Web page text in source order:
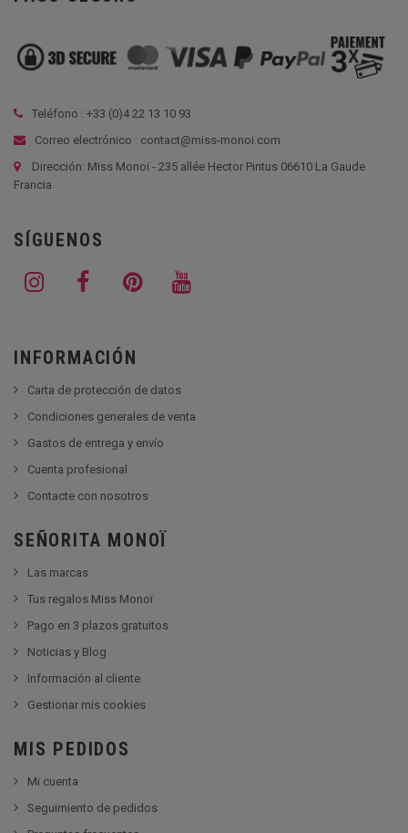
Teléfono : +33 (0)4 22 13 10 93
Correo electrónico : contact@miss-monoi.com
Dirección: Miss Monoi - 235 allée Hector Pintus 06610 La Gaude
Francia
SÍGUENOS
INFORMACIÓN
Carta de protección de datos
Condiciones generales de venta
Gastos de entrega y envío
Cuenta profesional
Contacte con nosotros
SEÑORITA MONOÏ
Las marcas
Tus regalos Miss Monoï
Pago en 3 plazos gratuitos
Noticias y Blog
Información al cliente
Gestionar mis cookies
MIS PEDIDOS
Mi cuenta
Seguimiento de pedidos